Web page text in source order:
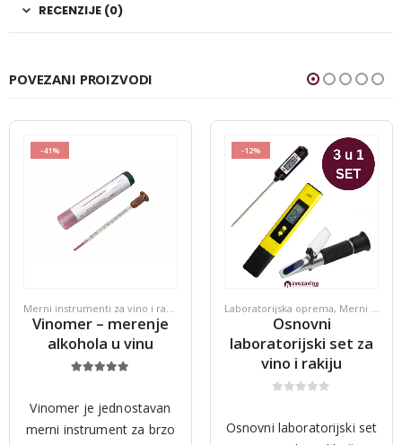
RECENZIJE (0)
POVEZANI PROIZVODI
-41%
Vinomer – merenje
alkohola u vinu
Vinomer je jednostavan
merni instrument za brzo
-12%
Laboratorijska oprema, Merni instrumenti za vino i rakiju
Osnovni
laboratorijski set za
vino i rakiju
Osnovni laboratorijski set